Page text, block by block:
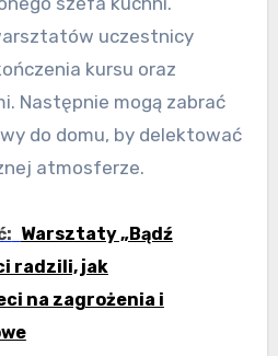
uczestnicy
kursu oraz
Następnie mogą zabrać
do domu, by delektować
atmosferze.
Warsztaty „Bądź
radzili, jak
na zagrożenia i